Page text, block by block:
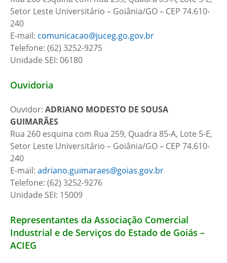
Setor Leste Universitário – Goiânia/GO – CEP 74.610-
240
E-mail: comunicacao@juceg.go.gov.br
Telefone: (62) 3252-9275
Unidade SEI: 06180
Ouvidoria
Ouvidor: ADRIANO MODESTO DE SOUSA
GUIMARÃES
Rua 260 esquina com Rua 259, Quadra 85-A, Lote 5-E,
Setor Leste Universitário – Goiânia/GO – CEP 74.610-
240
E-mail: adriano.guimaraes@goias.gov.br
Telefone: (62) 3252-9276
Unidade SEI: 15009
Representantes da Associação Comercial
Industrial e de Serviços do Estado de Goiás –
ACIEG